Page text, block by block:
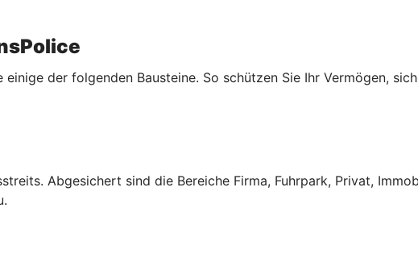
der folgenden Bausteine. So schützen Sie Ihr Vermögen,
Abgesichert sind die Bereiche Firma, Fuhrpark, Privat,